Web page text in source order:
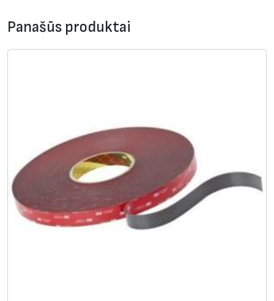
Panašūs produktai